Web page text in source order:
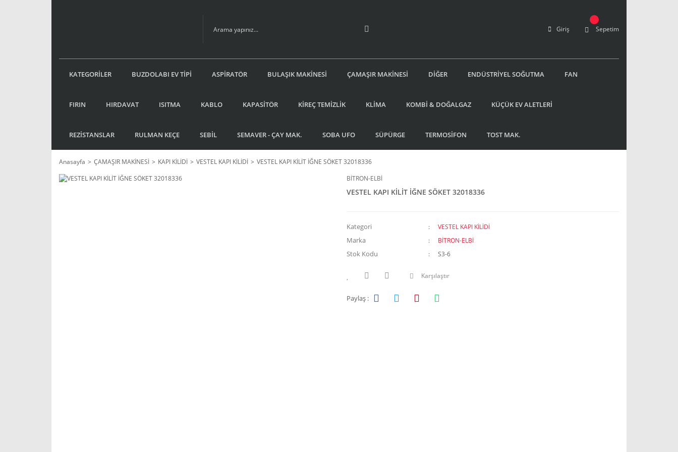
Giriş Sepetim
KATEGORİLER BUZDOLABI EV TİPİ ASPİRATÖR BULAŞIK MAKİNESİ ÇAMAŞIR MAKİNESİ DİĞER ENDÜSTRİYEL SOĞUTMA FAN
FIRIN HIRDAVAT ISITMA KABLO KAPASİTÖR KİREÇ TEMİZLİK KLİMA KOMBİ & DOĞALGAZ KÜÇÜK EV ALETLERİ
REZİSTANSLAR RULMAN KEÇE SEBİL SEMAVER - ÇAY MAK. SOBA UFO SÜPÜRGE TERMOSİFON TOST MAK.
Anasayfa ÇAMAŞIR MAKİNESİ KAPI KİLİDİ VESTEL KAPI KİLİDİ
VESTEL KAPI KİLİT İĞNE SÖKET 32018336
BİTRON-ELBİ
VESTEL KAPI KİLİT İĞNE SÖKET 32018336
Kategori VESTEL KAPI KİLİDİ
Marka BİTRON-ELBİ
Stok Kodu S3-6
Karşılaştır
Paylaş :